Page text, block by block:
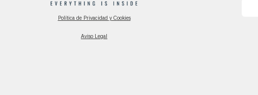
Política de Privacidad y Cookies
Aviso Legal